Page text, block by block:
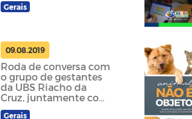
Gerais
09.08.2019
Roda de conversa com
o grupo de gestantes
da UBS Riacho da
Cruz, juntamente com
a Fisioterapeuta
Gerais